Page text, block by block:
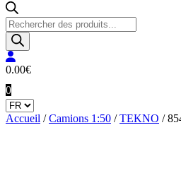
Recherche
de
produits
0.00€
0
Accueil /Camions 1:50 /TEKNO /